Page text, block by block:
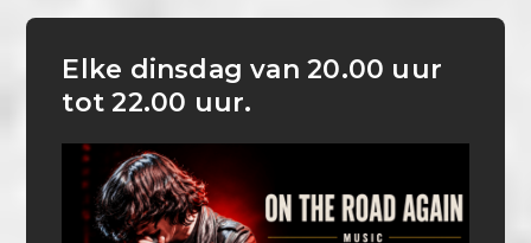
Elke dinsdag van 20.00 uur
tot 22.00 uur.